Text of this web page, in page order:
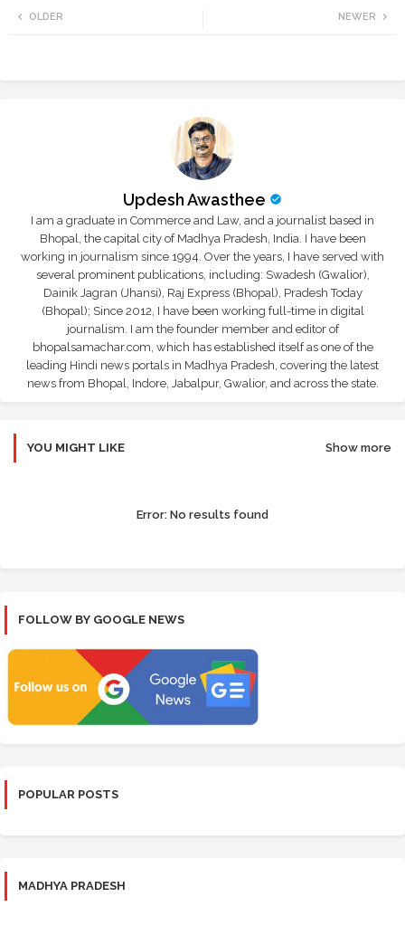
NEWER
OLDER
Updesh Awasthee
I am a graduate in Commerce and Law, and a journalist based in
Bhopal, the capital city of Madhya Pradesh, India. I have been
working in journalism since 1994. Over the years, I have served with
several prominent publications, including: Swadesh (Gwalior),
Dainik Jagran (Jhansi), Raj Express (Bhopal), Pradesh Today
(Bhopal); Since 2012, I have been working full-time in digital
journalism. I am the founder member and editor of
bhopalsamachar.com, which has established itself as one of the
leading Hindi news portals in Madhya Pradesh, covering the latest
news from Bhopal, Indore, Jabalpur, Gwalior, and across the state.
YOU MIGHT LIKE Show more
Error: No results found
FOLLOW BY GOOGLE NEWS
POPULAR POSTS
MADHYA PRADESH